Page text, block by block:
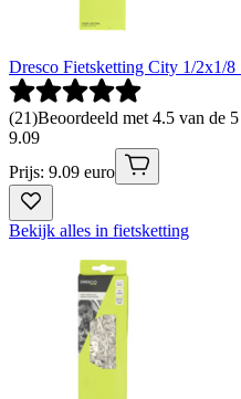
Dresco Fietsketting City 1/2x1/8
(21)Beoordeeld met 4.5 van de
9.09
Prijs: 9.09 euro
Bekijk alles in fietsketting